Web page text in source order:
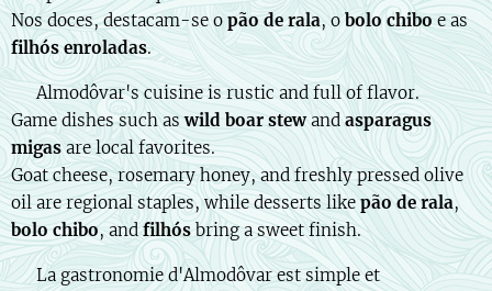
Nos doces, destacam-se o pão de rala, o bolo chiboe as
filhós enroladas.
🇬🇧 Almodôvar's cuisine is rustic and full of flavor.
Game dishes such aswild boar stewandasparagus
migasare local favorites.
Goat cheese, rosemary honey, and freshly pressed olive
oil are regional staples, while desserts like pão de rala,
bolo chibo, andfilhósbring a sweet finish.
🇫🇷 La gastronomie d'Almodôvar est simple et